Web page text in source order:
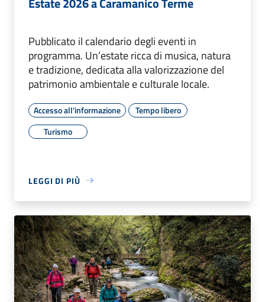
Pubblicato il calendario degli eventi in
programma. Un’estate ricca di musica, natura
e tradizione, dedicata alla valorizzazione del
patrimonio ambientale e culturale locale.
Accesso all'informazione
Tempo libero
Turismo
LEGGI DI PIÙ